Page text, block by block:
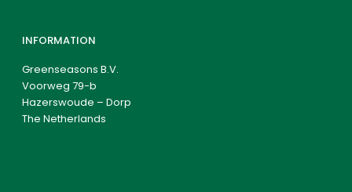
INFORMATION
Greenseasons B.V.
Voorweg 79-b
Hazerswoude – Dorp
The Netherlands